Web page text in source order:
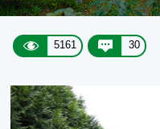
5161 30